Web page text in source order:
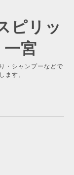
ピリッ
一宮
・シャンプーなどで
ます。